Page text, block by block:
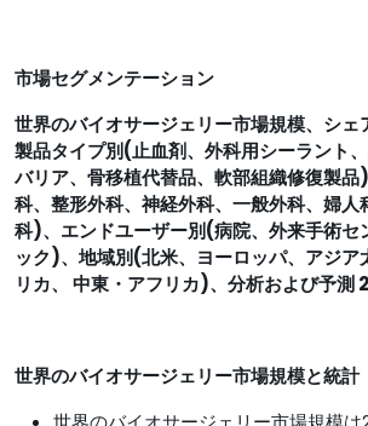
市場セグメンテーション
世界のバイオサージェリー市場規模、シェ
製品タイプ別(止血剤、外科用シーラント
バリア、骨移植代替品、軟部組織修復製
科、整形外科、神経外科、一般外科、婦人
科)、エンドユーザー別(病院、外来手術セ
ック)、地域別(北米、ヨーロッパ、アジア
リカ、 中東・アフリカ)、分析および予
世界のバイオサージェリー市場規模と統計